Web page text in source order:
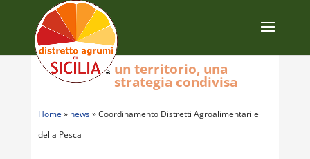
Home » news»Coordinamento Distretti Agroalimentari e
della Pesca
un territorio, una
strategia condivisa